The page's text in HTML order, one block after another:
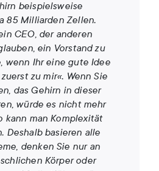
beispielsweise
85 Milliarden Zellen.
CEO, der anderen
ein Vorstand zu
wenn Ihr eine gute Idee
zu mir«. Wenn Sie
das Gehirn in dieser
würde es nicht mehr
kann man Komplexität
Deshalb basieren alle
denken Sie nur an
Körper oder